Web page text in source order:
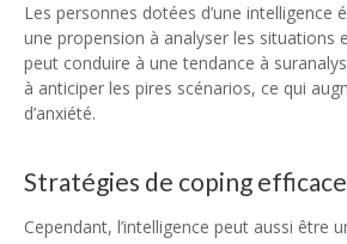
Les personnes dotées d’une intelligence
une propension à analyser les situations
peut conduire à une tendance à
à anticiper les pires scénarios, ce qui
d’anxiété.
Stratégies de coping
Cependant, l’intelligence peut aussi être